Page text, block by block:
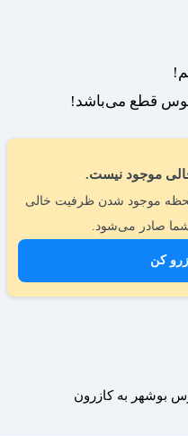
موجود نیست.
موجود شدن ظرفیت خالی
صادر می‌شود.
کن
قطع می‌باشد!
بوشهر به کازرون